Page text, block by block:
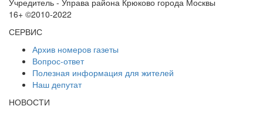
Учредитель - Управа района Крюково города Москвы
16+ ©2010-2022
СЕРВИС
Архив номеров газеты
Вопрос-ответ
Полезная информация для жителей
Наш депутат
НОВОСТИ